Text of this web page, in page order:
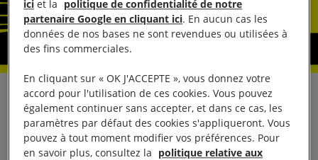
Réagissant à laratification, le 26 août, par les
autorités centrafricaines du Protocole à la Charte
africaine des droits de l’homme et des peuples
ici et la politique de confidentialité de notre
partenaire Google en cliquant ici. En aucun cas les
données de nos bases ne sont revendues ou utilisées à
des fins commerciales.
En cliquant sur « OK J'ACCEPTE », vous donnez votre
accord pour l'utilisation de ces cookies. Vous pouvez
également continuer sans accepter, et dans ce cas, les
paramètres par défaut des cookies s'appliqueront. Vous
pouvez à tout moment modifier vos préférences. Pour
en savoir plus, consultez la politique relative aux